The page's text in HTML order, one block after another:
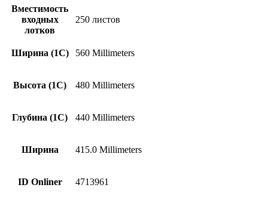
Вместимость
входных
лотков
250 листов
Ширина (1С) 560 Millimeters
Высота (1С) 480 Millimeters
Глубина (1С) 440 Millimeters
Ширина 415.0 Millimeters
ID Onliner 4713961